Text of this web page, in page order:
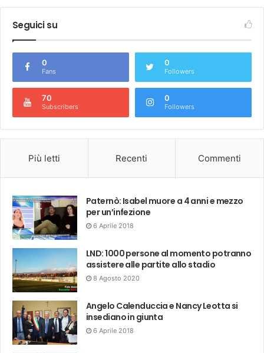
Seguici su
0
Fans
0
Followers
70
Subscribers
0
Followers
Più letti Recenti Commenti
Paternò: Isabel muore a 4 anni e mezzo
per un’infezione
6 Aprile 2018
LND: 1000 persone al momento potranno
assistere alle partite allo stadio
8 Agosto 2020
Angelo Calenduccia e Nancy Leotta si
insediano in giunta
6 Aprile 2018